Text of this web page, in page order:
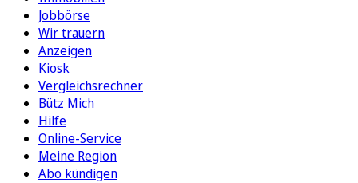
Jobbörse
Wir trauern
Anzeigen
Kiosk
Vergleichsrechner
Bütz Mich
Hilfe
Online-Service
Meine Region
Abo kündigen